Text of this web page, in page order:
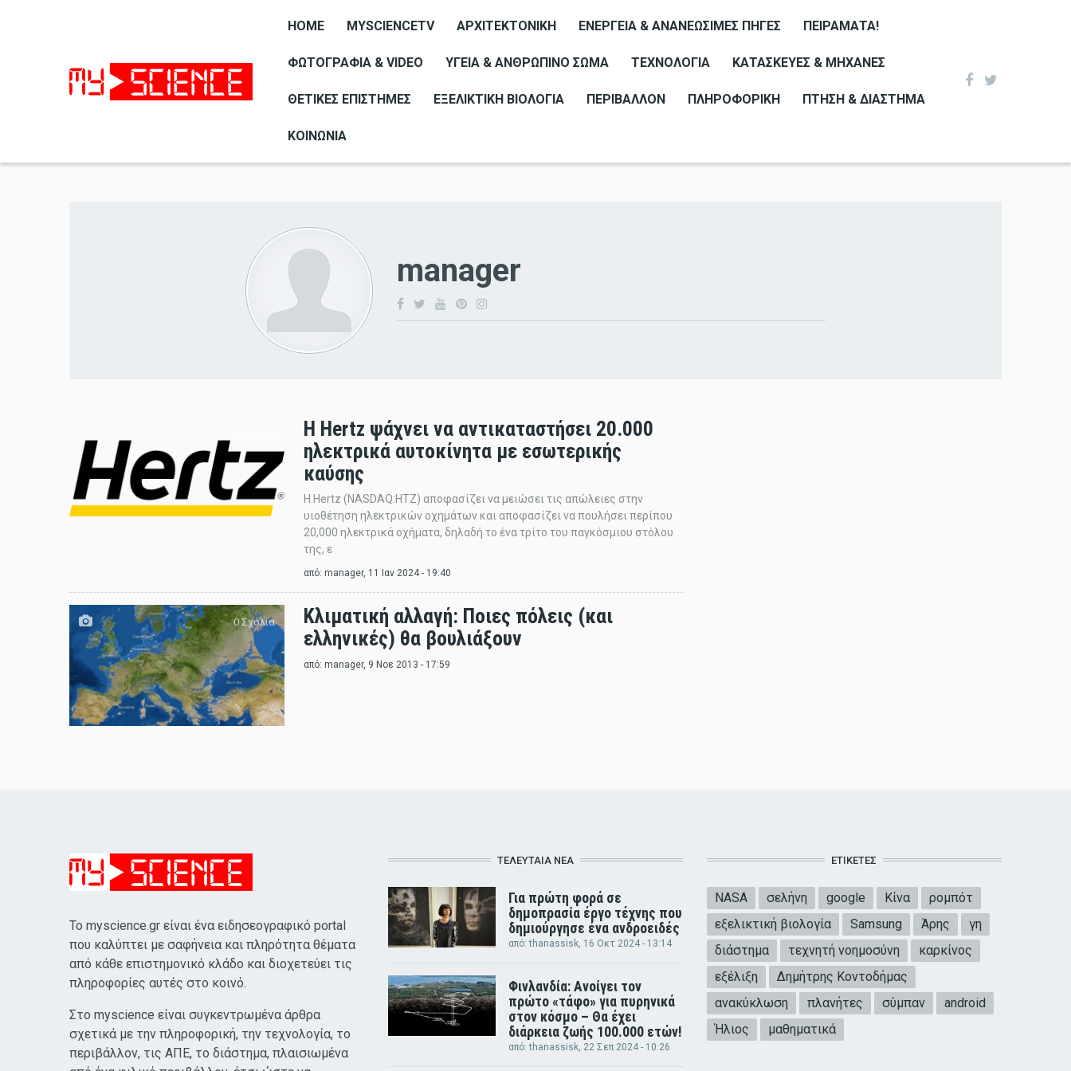
HOME MYSCIENCETV ΑΡΧΙΤΕΚΤΟΝΙΚΉ ΕΝΈΡΓΕΙΑ & ΑΝΑΝΕΏΣΙΜΕΣ ΠΗΓΈΣ ΠΕΙΡΆΜΑΤΑ!
ΦΩΤΟΓΡΑΦΊΑ & VIDEO ΥΓΕΊΑ & ΑΝΘΡΏΠΙΝΟ ΣΏΜΑ ΤΕΧΝΟΛΟΓΊΑ ΚΑΤΑΣΚΕΥΈΣ & ΜΗΧΑΝΈΣ
ΘΕΤΙΚΈΣ ΕΠΙΣΤΉΜΕΣ ΕΞΕΛΙΚΤΙΚΉ ΒΙΟΛΟΓΊΑ ΠΕΡΙΒΆΛΛΟΝ ΠΛΗΡΟΦΟΡΙΚΉ ΠΤΉΣΗ & ΔΙΆΣΤΗΜΑ
ΚΟΙΝΩΝΊΑ
manager
Η Hertz ψάχνει να αντικαταστήσει 20.000
ηλεκτρικά αυτοκίνητα με εσωτερικής
καύσης
Η Hertz (NASDAQ:HTZ) αποφασίζει να μειώσει τις απώλειες στην
υιοθέτηση ηλεκτρικών οχημάτων και αποφασίζει να πουλήσει περίπου
20,000 ηλεκτρικά οχήματα, δηλαδή το ένα τρίτο του παγκόσμιου στόλου
της, ε
από: manager, 11 Ιαν 2024 - 19:40
0 Σχόλια
Κλιματική αλλαγή: Ποιες πόλεις (και
ελληνικές) θα βουλιάξουν
από: manager, 9 Νοε 2013 - 17:59
Το myscience.gr είναι ένα ειδησεογραφικό portal
που καλύπτει με σαφήνεια και πληρότητα θέματα
από κάθε επιστημονικό κλάδο και διοχετεύει τις
πληροφορίες αυτές στο κοινό.
Στο myscience είναι συγκεντρωμένα άρθρα
σχετικά με την πληροφορική, την τεχνολογία, το
περιβάλλον, τις ΑΠΕ, το διάστημα, πλαισιωμένα
ΤΕΛΕΥΤΑΊΑ ΝΈΑ
Για πρώτη φορά σε
δημοπρασία έργο τέχνης που
δημιούργησε ένα ανδροειδές
από:thanassisk, 16 Οκτ 2024 - 13:14
Φινλανδία: Ανοίγει τον
πρώτο «τάφο» για πυρηνικά
στον κόσμο – Θα έχει
διάρκεια ζωής 100.000 ετών!
από:thanassisk, 22 Σεπ 2024 - 10:26
ΕΤΙΚΈΤΕΣ
NASA σελήνη google Κίνα
ρομπότ
εξελικτική βιολογία
Samsung Άρης
γη
διάστημα
τεχνητή νοημοσύνη
καρκίνος
εξέλιξη
Δημήτρης Κοντοδήμας
ανακύκλωση
πλανήτες σύμπαν
android
Ήλιος
μαθηματικά